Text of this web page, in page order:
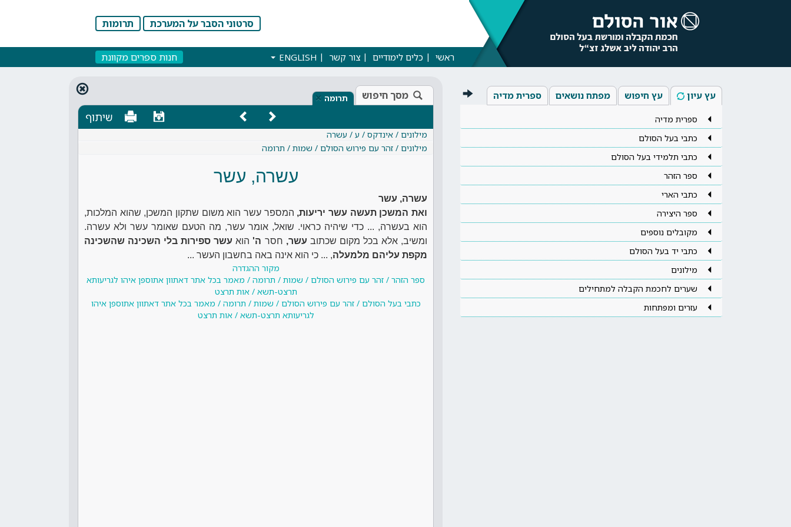
סרטוני הסבר על המערכת תרומות
ראשי כלים לימודיים צור קשר ENGLISH חנות ספרים מקוונת
עץ עיון עץ חיפוש מפתח נושאים ספרית מדיה
ספרית מדיה
כתבי בעל הסולם
כתבי תלמידי בעל הסולם
ספר הזהר
כתבי הארי
ספר היצירה
מקובלים נוספים
כתבי יד בעל הסולם
מילונים
שערים לחכמת הקבלה למתחילים
עזרים ומפתחות
מסך חיפוש תרומה ×
שיתוף
מילונים / אינדקס / ע / עשרה
מילונים / זהר עם פירוש הסולם / שמות / תרומה
עשרה, עשר
עשרה, עשר
ואת המשכן תעשה עשר יריעות, המספר עשר הוא משום שתקון המשכן, שהוא המלכות,
הוא בעשרה, ... כדי שיהיה כראוי. שואל, אומר עשר, מה הטעם שאומר עשר ולא עשרה.
ומשיב, אלא בכל מקום שכתוב עשר, חסר ה'הוא עשר ספירות בלי השכינה שהשכינה
מקפת עליהם מלמעלה, ... כי הוא אינה באה בחשבון העשר ...
מקור ההגדרה
ספר הזהר / זהר עם פירוש הסולם / שמות / תרומה / מאמר בכל אתר דאתוון אתוספן איהו לגריעותא
תרצט-תשא / אות תרצט
כתבי בעל הסולם / זהר עם פירוש הסולם / שמות / תרומה / מאמר בכל אתר דאתוון אתוספן איהו
לגריעותא תרצט-תשא / אות תרצט